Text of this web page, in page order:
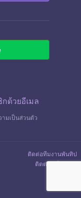
ด้วยอีเมล
ามเป็นส่วนตัว
ติดต่อทีมงานพันทิป
ติดต่อลงโฆษณา